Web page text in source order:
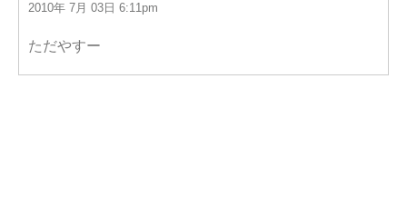
2010年 7月 03日 6:11pm
ただやすー